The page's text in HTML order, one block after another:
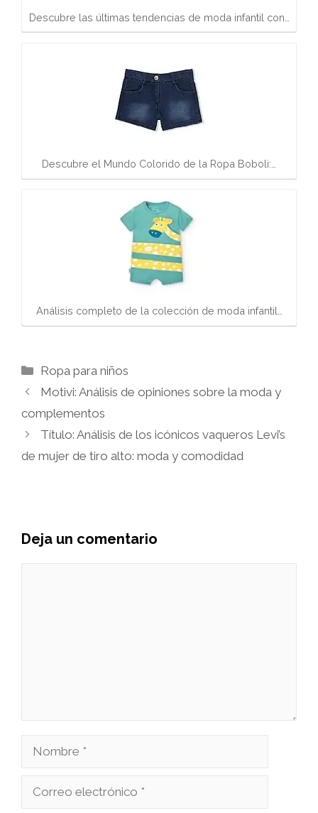
Descubre las últimas tendencias de moda infantil con…
Descubre el Mundo Colorido de la Ropa Boboli:…
Análisis completo de la colección de moda infantil…
Categorías
Ropa para niños
Motivi: Análisis de opiniones sobre la moda y
complementos
Título: Análisis de los icónicos vaqueros Levi’s
de mujer de tiro alto: moda y comodidad
Deja un comentario
Nombre
Correo